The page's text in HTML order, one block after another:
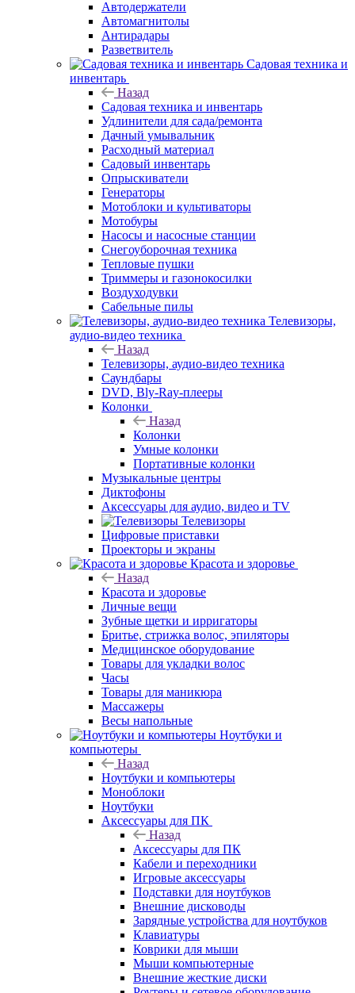
Автодержатели
Автомагнитолы
Антирадары
Разветвитель
Садовая техника и
инвентарь
Назад
Садовая техника и инвентарь
Удлинители для сада/ремонта
Дачный умывальник
Расходный материал
Садовый инвентарь
Опрыскиватели
Генераторы
Мотоблоки и культиваторы
Мотобуры
Насосы и насосные станции
Снегоуборочная техника
Тепловые пушки
Триммеры и газонокосилки
Воздуходувки
Сабельные пилы
Телевизоры,
аудио-видео техника
Назад
Телевизоры, аудио-видео техника
Саундбары
DVD, Bly-Ray-плееры
Колонки
Назад
Колонки
Умные колонки
Портативные колонки
Музыкальные центры
Диктофоны
Аксессуары для аудио, видео и TV
Телевизоры
Цифровые приставки
Проекторы и экраны
Красота и здоровье
Назад
Красота и здоровье
Личные вещи
Зубные щетки и ирригаторы
Бритье, стрижка волос, эпиляторы
Медицинское оборудование
Товары для укладки волос
Часы
Товары для маникюра
Массажеры
Весы напольные
Ноутбуки и
компьютеры
Назад
Ноутбуки и компьютеры
Моноблоки
Ноутбуки
Аксессуары для ПК
Назад
Аксессуары для ПК
Кабели и переходники
Игровые аксессуары
Подставки для ноутбуков
Внешние дисководы
Зарядные устройства для ноутбуков
Клавиатуры
Коврики для мыши
Мыши компьютерные
Внешние жесткие диски